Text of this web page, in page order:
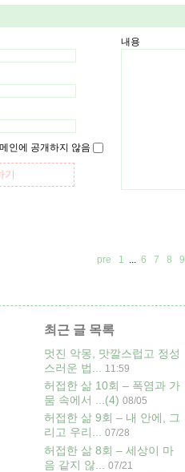
인에 공개하지 않음
내용
pre 1 ... 6 7 8 9
최근 글 목록
멋진 악몽, 맛깔스럽고 정성
스러운 법...
11:59
허접한 삶 10회 – 폭염과 가
뭄 속에서 ... (4) 08/05
허접한 삶 9회 – 내 안에, 그
리고 우리... 07/28
허접한 삶 8회 – 세상이 마
음 같지 않...
07/21